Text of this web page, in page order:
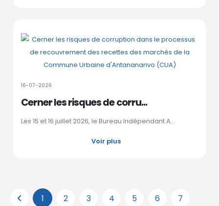
16-07-2026
Cerner les risques de corru...
Les 15 et 16 juillet 2026, le Bureau Indépendant A...
Voir plus
1 2 3 4 5 6
7